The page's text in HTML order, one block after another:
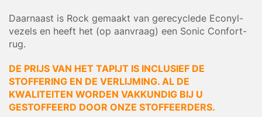
Daarnaast is Rock gemaakt van gerecyclede Econyl-
vezels en heeft het (op aanvraag) een Sonic Confort-
rug.
DE PRIJS VAN HET TAPIJT IS INCLUSIEF DE
STOFFERING EN DE VERLIJMING. AL DE
KWALITEITEN WORDEN VAKKUNDIG BIJ U
GESTOFFEERD DOOR ONZE STOFFEERDERS.